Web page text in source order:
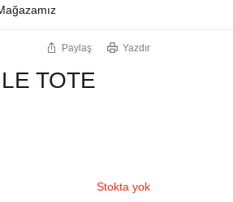
Paylaş Yazdır
TOTE
Stokta yok